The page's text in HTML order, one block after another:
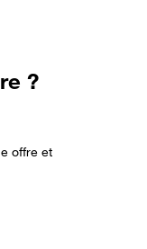
?
offre et